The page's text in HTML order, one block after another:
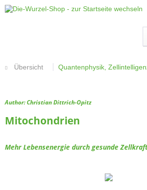
Übersicht Quantenphysik,
Author: Christian Dittrich-Opitz
Mitochondrien
Mehr Lebensenergie durch gesunde